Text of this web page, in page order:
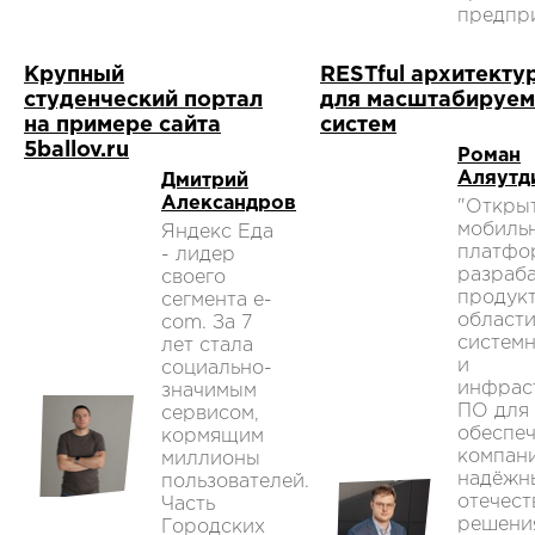
Крупный
студенческий портал
на примере сайта
5ballov.ru
Дмитрий
Александров
Яндекс Еда
- лидер
своего
сегмента e-
com. За 7
лет стала
социально-
значимым
сервисом,
кормящим
миллионы
пользователей.
Часть
Городских
RESTful
для
систем
Роман
области
и
ПО для